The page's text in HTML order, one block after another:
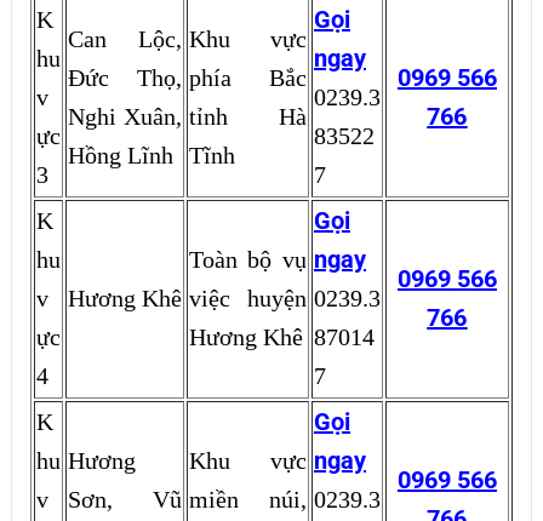
K
hu
v
ực
3
Can Lộc,
Đức Thọ,
Nghi Xuân,
Hồng Lĩnh
Khu vực
phía Bắc
tỉnh Hà
Tĩnh
Gọi
ngay
0239.3
83522
7
0969 566
766
K
hu
v
ực
4
Hương Khê
Toàn bộ vụ
việc huyện
Hương Khê
Gọi
ngay
0239.3
87014
7
0969 566
766
K
hu
v
Hương
Sơn, Vũ
Khu vực
miền núi,
Gọi
ngay
0239.3
0969 566